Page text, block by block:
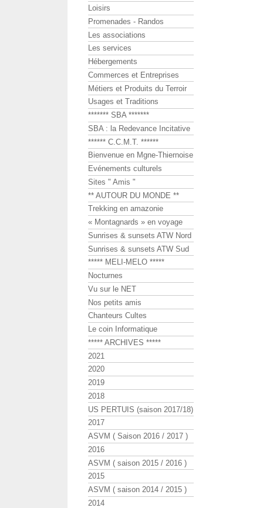
Loisirs
Promenades - Randos
Les associations
Les services
Hébergements
Commerces et Entreprises
Métiers et Produits du Terroir
Usages et Traditions
******* SBA *******
SBA : la Redevance Incitative
****** C.C.M.T. ******
Bienvenue en Mgne-Thiernoise
Evénements culturels
Sites " Amis "
** AUTOUR DU MONDE **
Trekking en amazonie
« Montagnards » en voyage
Sunrises & sunsets ATW Nord
Sunrises & sunsets ATW Sud
***** MELI-MELO *****
Nocturnes
Vu sur le NET
Nos petits amis
Chanteurs Cultes
Le coin Informatique
***** ARCHIVES *****
2021
2020
2019
2018
US PERTUIS (saison 2017/18)
2017
ASVM ( Saison 2016 / 2017 )
2016
ASVM ( saison 2015 / 2016 )
2015
ASVM ( saison 2014 / 2015 )
2014